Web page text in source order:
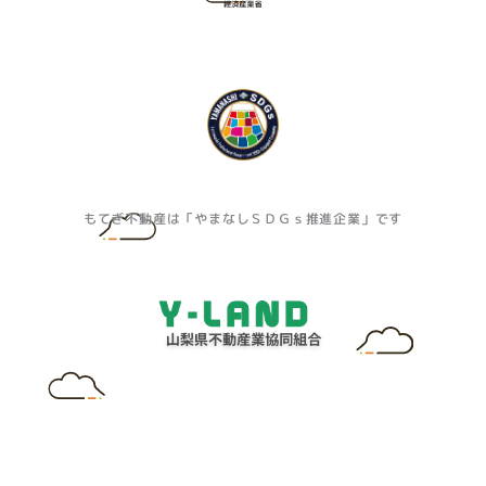
もてぎ不動産は「やまなしＳＤＧｓ推進企業」です